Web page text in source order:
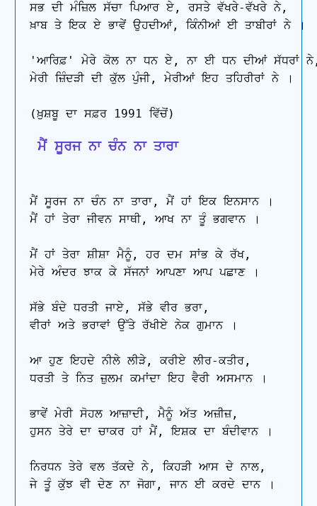
ਸਭ ਦੀ ਮੰਜ਼ਿਲ ਸੱਚਾ ਪਿਆਰ ਏ, ਰਸਤੇ ਵੱਖਰੇ-ਵੱਖਰੇ ਨੇ,
ਖ਼ਾਬ ਤੇ ਇਕ ਏ ਭਾਵੇਂ ਉਹਦੀਆਂ, ਕਿੰਨੀਆਂ ਈ ਤਾਬੀਰਾਂ ਨੇ ।
'ਆਰਿਫ਼' ਮੇਰੇ ਕੋਲ ਨਾ ਧਨ ਏ, ਨਾ ਈ ਧਨ ਦੀਆਂ ਸੱਧਰਾਂ
ਮੇਰੀ ਜ਼ਿੰਦੜੀ ਦੀ ਕੁੱਲ ਪੁੰਜੀ, ਮੇਰੀਆਂ ਇਹ ਤਹਿਰੀਰਾਂ ਨੇ ।
ਮੈਂ ਸੂਰਜ ਨਾ ਚੰਨ ਨਾ ਤਾਰਾ
ਮੈਂ ਸੂਰਜ ਨਾ ਚੰਨ ਨਾ ਤਾਰਾ, ਮੈਂ ਹਾਂ ਇਕ ਇਨਸਾਨ ।
ਮੈਂ ਹਾਂ ਤੇਰਾ ਜੀਵਨ ਸਾਥੀ, ਆਖ ਨਾ ਤੂੰ ਭਗਵਾਨ ।
ਮੈਂ ਹਾਂ ਤੇਰਾ ਸ਼ੀਸ਼ਾ ਮੈਨੂੰ, ਹਰ ਦਮ ਸਾਂਭ ਕੇ ਰੱਖ,
ਮੇਰੇ ਅੰਦਰ ਝਾਕ ਕੇ ਸੱਜਨਾਂ ਆਪਣਾ ਆਪ ਪਛਾਣ ।
ਸੱਭੇ ਬੰਦੇ ਧਰਤੀ ਜਾਏ, ਸੱਭੇ ਵੀਰ ਭਰਾ,
ਵੀਰਾਂ ਅਤੇ ਭਰਾਵਾਂ ਉੱਤੇ ਰੱਖੀਏ ਨੇਕ ਗੁਮਾਨ ।
ਆ ਹੁਣ ਇਹਦੇ ਨੀਲੇ ਲੀੜੇ, ਕਰੀਏ ਲੀਰ-ਕਤੀਰ,
ਧਰਤੀ ਤੇ ਨਿਤ ਜ਼ੁਲਮ ਕਮਾਂਦਾ ਇਹ ਵੈਰੀ ਅਸਮਾਨ ।
ਭਾਵੇਂ ਮੇਰੀ ਸੋਹਲ ਆਜ਼ਾਦੀ, ਮੈਨੂੰ ਅੱਤ ਅਜ਼ੀਜ਼,
ਹੁਸਨ ਤੇਰੇ ਦਾ ਚਾਕਰ ਹਾਂ ਮੈਂ, ਇਸ਼ਕ ਦਾ ਬੰਦੀਵਾਨ ।
ਨਿਰਧਨ ਤੇਰੇ ਵਲ ਤੱਕਦੇ ਨੇ, ਕਿਹੜੀ ਆਸ ਦੇ ਨਾਲ,
ਜੇ ਤੂੰ ਕੁੱਝ ਵੀ ਦੇਣ ਨਾ ਜੋਗਾ, ਜਾਨ ਈ ਕਰਦੇ ਦਾਨ ।